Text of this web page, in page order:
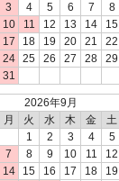
3 4 5 6 7
8
10 11 12 13 14
15
17 18 19 20 21
22
24 25 26 27 28
29
31
2026年9月
月 火 水 木 金
土
1
2 3 4
5
7 8 9 10 11
12
14 15 16 17 18
19